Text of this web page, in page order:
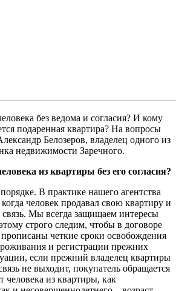
без ведома и согласия? И кому
подаренная квартира? На вопросы
Белозеров, владелец одного из
недвижимости Заречного.
из квартиры без его согласия?
В практике нашего агентства
человек продавал свою квартиру и
связь. Мы всегда защищаем интересы
строго следим, чтобы в договоре
четкие сроки освобождения
и регистрации прежних
если прежний владелец квартиры
не выходит, покупатель обращается
человека из квартиры, как